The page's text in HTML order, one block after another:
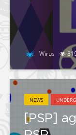
Wirus
NEWS
[PSP]